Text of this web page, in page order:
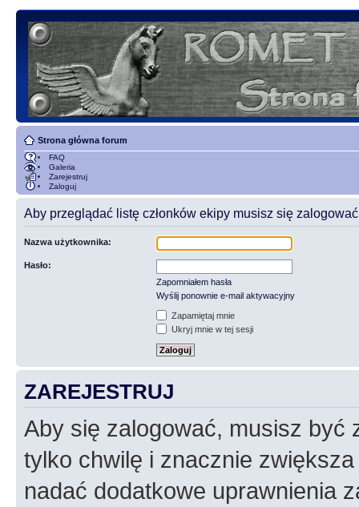
Strona główna forum
FAQ
Galeria
Zarejestruj
Zaloguj
Aby przeglądać listę członków ekipy musisz się
Nazwa użytkownika:
Hasło:
Zapomniałem hasła
Wyślij ponownie e-mail aktywacyjny
Zapamiętaj mnie
Ukryj mnie w tej sesji
ZAREJESTRUJ
Aby się zalogować, musisz być
tylko chwilę i znacznie
nadać dodatkowe uprawnienia